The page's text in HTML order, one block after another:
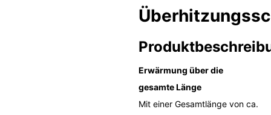
Erwärmung über die
gesamte Länge
Mit einer Gesamtlänge von ca.